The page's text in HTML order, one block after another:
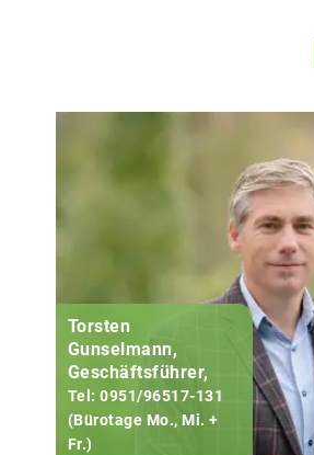
Torsten
Gunselmann,
Geschäftsführer,
Tel: 0951/96517-131
(Bürotage Mo., Mi. +
Fr.)